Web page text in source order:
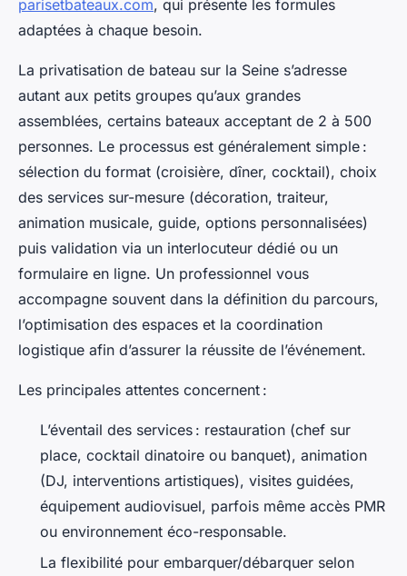
parisetbateaux.com, qui présente les formules
adaptées à chaque besoin.
La privatisation de bateau sur la Seine s’adresse
autant aux petits groupes qu’aux grandes
assemblées, certains bateaux acceptant de 2 à 500
personnes. Le processus est généralement simple :
sélection du format (croisière, dîner, cocktail), choix
des services sur-mesure (décoration, traiteur,
animation musicale, guide, options personnalisées)
puis validation via un interlocuteur dédié ou un
formulaire en ligne. Un professionnel vous
accompagne souvent dans la définition du parcours,
l’optimisation des espaces et la coordination
logistique afin d’assurer la réussite de l’événement.
Les principales attentes concernent :
L’éventail des services : restauration (chef sur
place, cocktail dinatoire ou banquet), animation
(DJ, interventions artistiques), visites guidées,
équipement audiovisuel, parfois même accès PMR
ou environnement éco-responsable.
La flexibilité pour embarquer/débarquer selon